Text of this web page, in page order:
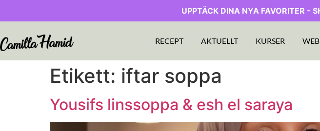
UPPTÄCK DINA NYA FAVORITER -
RECEPT AKTUELLT KURSER
Etikett: iftar soppa
Yousifs linssoppa & esh el saraya